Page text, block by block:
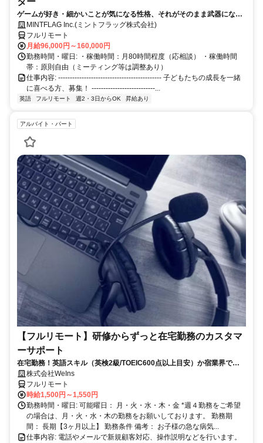
ゲームが好き・細かいことが気になる性格、それがそのまま武器になる
仕事です！
MINTFLAG Inc.(ミントフラッグ株式会社)
フルリモート
月給96,000円～160,000円
勤務時間・曜日: ・稼働時間：月80時間程度（応相談） ・稼働時間
帯：原則自由（ミーティング等は調整あり）
仕事内容: -------------------------------------------- 子どもたちの成長を一緒
に喜べる方、募集！ ---------------------------...
英語 フルリモート 週2・3日からOK 昇給あり
アルバイト・パート
【フルリモート】研修からずっと在宅勤務のカスタマ
ーサポート
在宅勤務！英語スキル（英検2級/TOEIC600点以上目安）か宿業界での
就労経験のいずれか必須★週4〜OK◎
株式会社WeIns
フルリモート
時給1,500円～1,550円
勤務時間・曜日: 可能曜日： 月・火・水・木・金 *週４勤務をご希望
の場合は、月・火・水・木の勤務をお願いしております。 勤務期
間： 長期【3ヶ月以上】 勤務条件 備考： お子様の急な病気...
仕事内容: 電話やメールで新規顧客対応、操作説明などを行います。